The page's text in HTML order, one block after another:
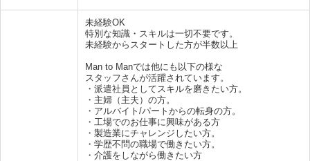
未経験OK
特別な知識・スキルは一切不要です。
未経験からスタートした方が半数以上
Man to Manでは他にも以下の様な
スタッフさんが活躍されています。
・派遣社員としてスキルを磨きたい方。
・主婦（主夫）の方。
・アルバイト/パートからの転身の方。
・工場でのお仕事に興味がある方
・製造業にチャレンジしたい方。
・学歴不問の職場で働きたい方。
・介護をしながら働きたい方